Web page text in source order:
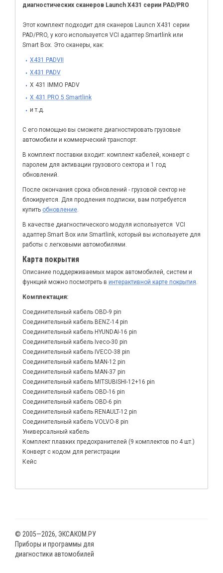
диагностических сканеров Launch X431 серии PAD/PRO
Этот комплект подходит для сканеров Launcn X431 серии
PAD/PRO, у кого используется VCI адаптер Smartlink или
Smart Box. Это сканеры, как:
X431 PADVII
X431 PADV
X 431 IMMO PADV
X 431 PRO 5 Smartlink
и т.д.
С его помощью вы сможете диагностировать грузовые
автомобили и коммерческий транспорт.
В комплект поставки входит: комплект кабелей, конверт с
паролем для активации грузового сектора и 1 год
обновлений.
После окончания срока обновлений - грузовой сектор не
блокируется. Для продления подписки, вам потребуется
купить обновление.
В качестве диагностического модуля используется VCI
адаптер Smart Box или Smartlink, который вы используете для
работы с легковыми автомобилями.
Карта покрытия
Описание поддерживаемых марок автомобилей, систем и
функций можно посмотреть в интерактивной карте покрытия.
Комплектация:
Соединительный кабель OBD-9 pin
Соединительный кабель BENZ-14 pin
Соединительный кабель HYUNDAI-16 pin
Соединительный кабель Iveco-30 pin
Соединительный кабель IVECO-38 pin
Соединительный кабель MAN-12 pin
Соединительный кабель MAN-37 pin
Соединительный кабель MITSUBISHI-12+16 pin
Соединительный кабель OBD-16 pin
Соединительный кабель OBD-6 pin
Соединительный кабель RENAULT-12 pin
Соединительный кабель VOLVO-8 pin
Универсальный кабель
Комплект плавких предохранителей (9 комплектов по 4 шт.)
Конверт с кодом для регистрации
Кейс
© 2005—2026, ЭКСАКОМ.РУ
Приборы и программы для
диагностики автомобилей